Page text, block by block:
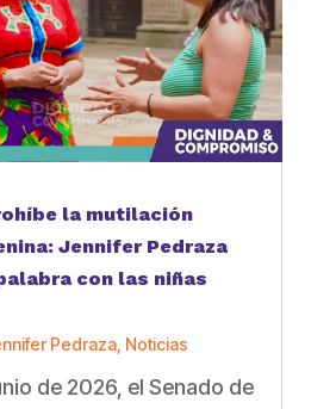
la mutilación
Jennifer Pedraza
con las niñas
Pedraza, Noticias
de 2026, el Senado de